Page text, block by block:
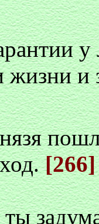
у
жизни и
[266]